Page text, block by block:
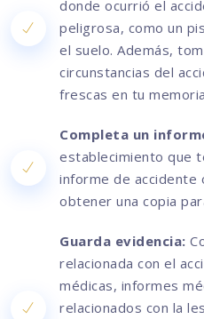
donde ocurrió el
peligrosa, como un
el suelo. Además,
circunstancias del
frescas en tu
Completa un
establecimiento que
informe de accidente
obtener una copia
Guarda evidencia:
relacionada con el
médicas, informes
relacionados con la